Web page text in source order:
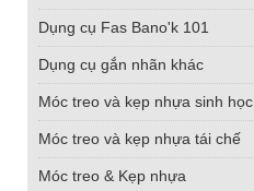
Dụng cụ Fas Bano'k 101
Dụng cụ gắn nhãn khác
Móc treo và kẹp nhựa sinh học
Móc treo và kẹp nhựa tái chế
Móc treo & Kẹp nhựa